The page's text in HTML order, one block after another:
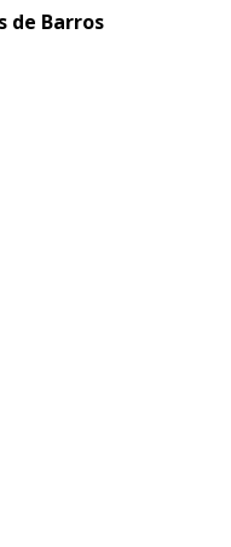
de Barros